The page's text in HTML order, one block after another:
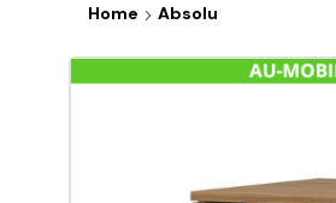
Home Absolu